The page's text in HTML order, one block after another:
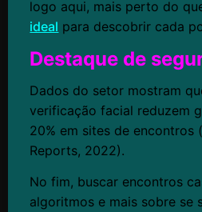
logo aqui, mais perto do
ideal para descobrir cada
Destaque de
Dados do setor mostram
verificação facial reduzem
20% em sites de encontros
Reports, 2022).
No fim, buscar encontros
algoritmos e mais sobre se